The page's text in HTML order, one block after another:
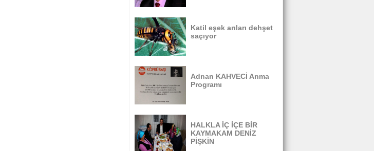
Katil eşek arıları dehşet
saçıyor
Adnan KAHVECİ Anma
Programı
HALKLA İÇ İÇE BİR
KAYMAKAM DENİZ
PİŞKİN